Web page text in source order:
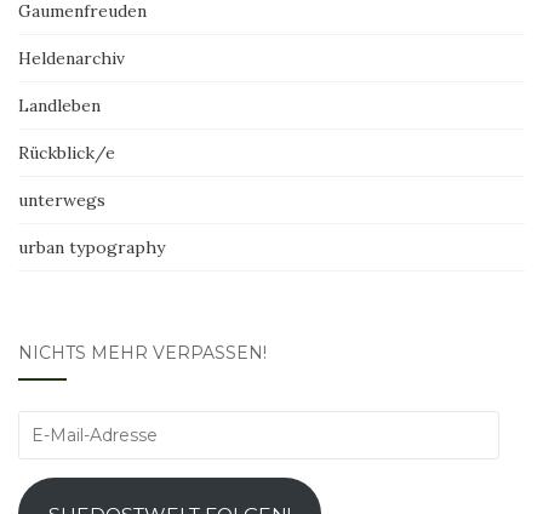
Gaumenfreuden
Heldenarchiv
Landleben
Rückblick/e
unterwegs
urban typography
NICHTS MEHR VERPASSEN!
E-
Adresse